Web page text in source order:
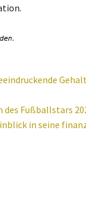
Gehalt
des Fußballstars
in seine